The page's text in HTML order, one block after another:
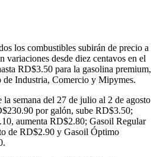
los combustibles subirán de precio a
variaciones desde diez centavos en el
RD$3.50 para la gasolina premium,
de Industria, Comercio y Mipymes.
semana del 27 de julio al 2 de agosto
por galón, sube RD$3.50;
aumenta RD$2.80; Gasoil Regular
de RD$2.90 y Gasoil Óptimo